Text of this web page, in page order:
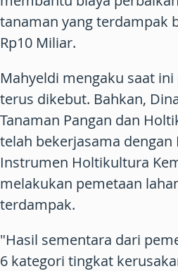
tanaman yang terdampak
Rp10 Miliar.
Mahyeldi mengaku saat
terus dikebut. Bahkan,
Tanaman Pangan dan
telah bekerjasama dengan
Instrumen Holtikultura
melakukan pemetaan
terdampak.
"Hasil sementara dari
6 kategori tingkat